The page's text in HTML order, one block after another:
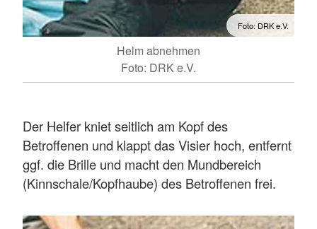
Foto: DRK e.V.
Helm abnehmen
Foto: DRK e.V.
Der Helfer kniet seitlich am Kopf des
Betroffenen und klappt das Visier hoch, entfernt
ggf. die Brille und macht den Mundbereich
(Kinnschale/Kopfhaube) des Betroffenen frei.